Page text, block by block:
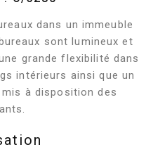
dans un immeuble
sont lumineux et
grande flexibilité dans
intérieurs ainsi que un
à disposition des